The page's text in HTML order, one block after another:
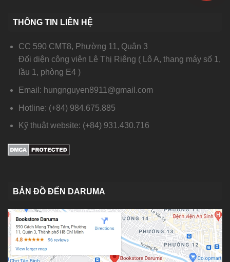
THÔNG TIN LIÊN HỆ
CC 590 CMT8, Phường 11, Quận 3
Đối diện công viên Lê Thị Riêng ( Lô A, thang máy số 1,
lầu 1, phòng E4 )
Email: hungnguyen8911@gmail.com
Hotline: (+84) 984.675.885
Kỹ thuật website: (+84) 931.430.716
BẢN ĐỒ ĐẾN DARUMA